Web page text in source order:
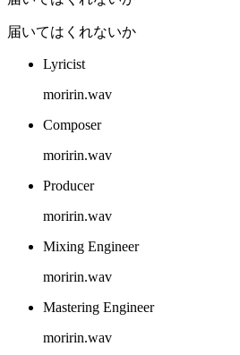
届いてはくれないか
Lyricist
moririn.wav
Composer
moririn.wav
Producer
moririn.wav
Mixing Engineer
moririn.wav
Mastering Engineer
moririn.wav